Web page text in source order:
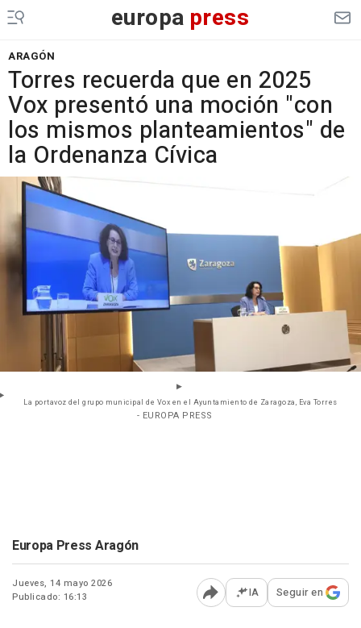
europa press
ARAGÓN
Torres recuerda que en 2025
Vox presentó una moción "con
los mismos planteamientos" de
la Ordenanza Cívica
La portavoz del grupo municipal de Vox en el Ayuntamiento de Zaragoza, Eva Torres
- EUROPA PRESS
Europa Press Aragón
Jueves, 14 mayo 2026
Publicado: 16:13
Abrir opciones para
IA Seguir en